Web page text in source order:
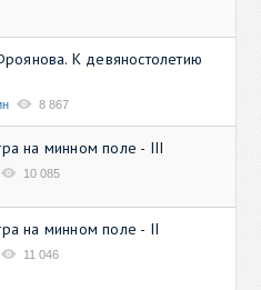
К девяностолетию
8 867
на минном поле - III
10 085
на минном поле - II
11 046